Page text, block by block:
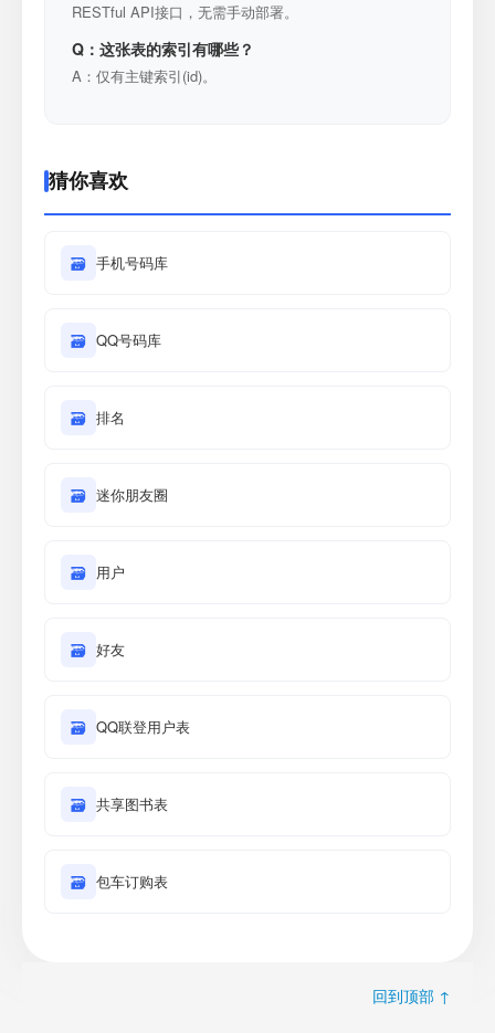
RESTful API接口，无需手动部署。
Q：这张表的索引有哪些？
A：仅有主键索引(id)。
猜你喜欢
🗃 手机号码库
🗃 QQ号码库
🗃 排名
🗃 迷你朋友圈
🗃 用户
🗃 好友
🗃 QQ联登用户表
🗃 共享图书表
🗃 包车订购表
回到顶部 ↑